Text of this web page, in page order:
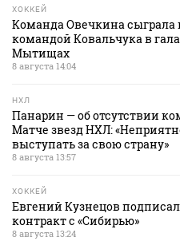
ХОККЕЙ
Команда Овечкина сыграла
командой Ковальчука в
Мытищах
8 августа 14:04
НХЛ
Панарин — об отсутствии
Матче звезд НХЛ:
выступать за свою страну»
8 августа 13:57
ХОККЕЙ
Евгений Кузнецов
контракт с «Сибирью»
8 августа 13:24